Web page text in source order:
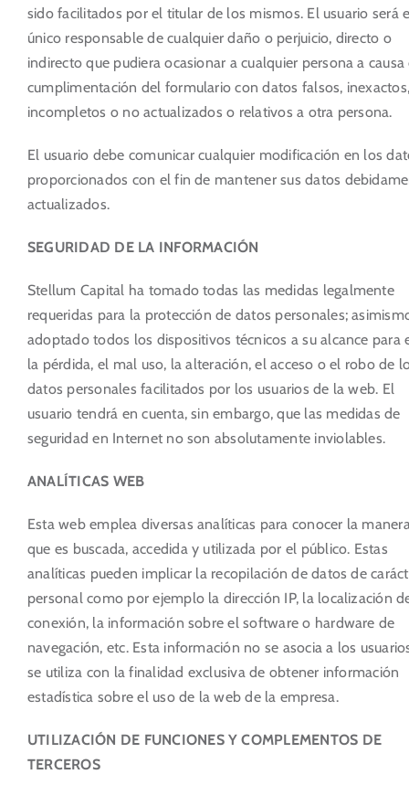
sido facilitados por el titular de los mismos. El usuario será
único responsable de cualquier daño o perjuicio, directo o
indirecto que pudiera ocasionar a cualquier persona a causa
cumplimentación del formulario con datos falsos,
incompletos o no actualizados o relativos a otra persona.
El usuario debe comunicar cualquier modificación en los
proporcionados con el fin de mantener sus datos
actualizados.
SEGURIDAD DE LA INFORMACIÓN
Stellum Capital ha tomado todas las medidas legalmente
requeridas para la protección de datos personales;
adoptado todos los dispositivos técnicos a su alcance para
la pérdida, el mal uso, la alteración, el acceso o el robo de
datos personales facilitados por los usuarios de la web. El
usuario tendrá en cuenta, sin embargo, que las medidas de
seguridad en Internet no son absolutamente inviolables.
ANALÍTICAS WEB
Esta web emplea diversas analíticas para conocer la
que es buscada, accedida y utilizada por el público. Estas
analíticas pueden implicar la recopilación de datos de
personal como por ejemplo la dirección IP, la localización
conexión, la información sobre el software o hardware de
navegación, etc. Esta información no se asocia a los
se utiliza con la finalidad exclusiva de obtener información
estadística sobre el uso de la web de la empresa.
UTILIZACIÓN DE FUNCIONES Y COMPLEMENTOS DE
TERCEROS